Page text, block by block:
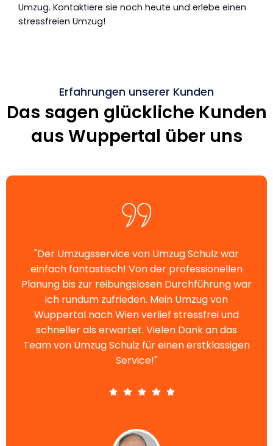
Umzug. Kontaktiere sie noch heute und erlebe einen
stressfreien Umzug!
Erfahrungen unserer Kunden
Das sagen glückliche Kunden
aus Wuppertal über uns
"Der Umzugsservice von Umzug Schulz war
einfach fantastisch! Von der professionellen
Planung bis zur reibungslosen Durchführung war
ich rundum zufrieden. Mein Umzug von
Wuppertal nach Wien verlief stressfrei und
schneller als erwartet. Vielen Dank an das
Team von Umzug Schulz für einen erstklassigen
Service!"